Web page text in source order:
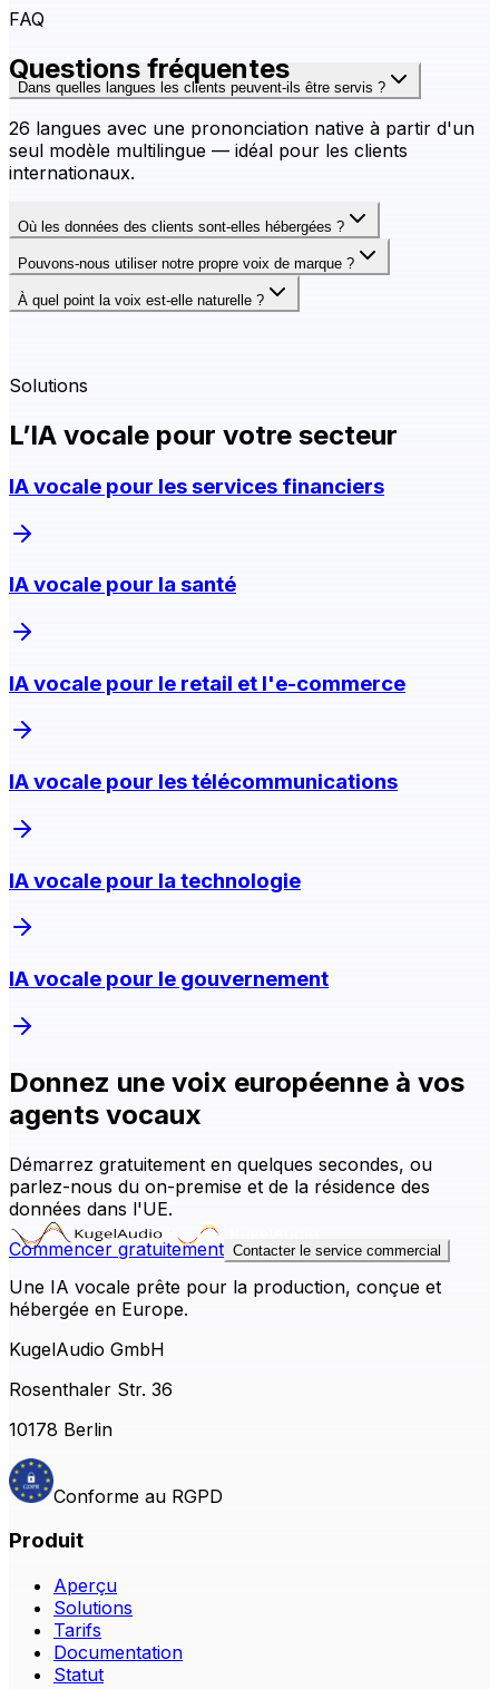
FAQ
Questions fréquentes
Dans quelles langues les clients peuvent-ils être servis ?
26 langues avec une prononciation native à partir d'un
seul modèle multilingue — idéal pour les clients
internationaux.
Où les données des clients sont-elles hébergées ?
Pouvons-nous utiliser notre propre voix de marque ?
À quel point la voix est-elle naturelle ?
Solutions
L’IA vocale pour votre secteur
IA vocale pour les services financiers
IA vocale pour la santé
IA vocale pour le retail et l'e-commerce
IA vocale pour les télécommunications
IA vocale pour la technologie
IA vocale pour le gouvernement
Donnez une voix européenne à vos
agents vocaux
Démarrez gratuitement en quelques secondes, ou
parlez-nous du on-premise et de la résidence des
données dans l'UE.
Commencer gratuitement Contacter le service commercial
Une IA vocale prête pour la production, conçue et
hébergée en Europe.
KugelAudio GmbH
Rosenthaler Str. 36
10178 Berlin
Conforme au RGPD
Produit
Aperçu
Solutions
Tarifs
Documentation
Statut